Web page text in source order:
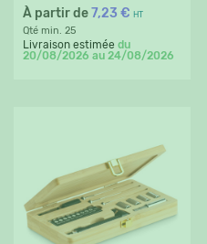
À partir de7,23 € HT
Qté min. 25
Livraison estimée du
20/08/2026 au 24/08/2026